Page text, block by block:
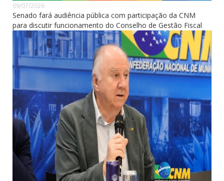
09/07/2026
Senado fará audiência pública com participação da CNM
para discutir funcionamento do Conselho de Gestão Fiscal